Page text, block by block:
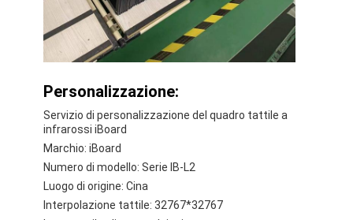
Personalizzazione:
Servizio di personalizzazione del quadro tattile a
infrarossi iBoard
Marchio: iBoard
Numero di modello: Serie IB-L2
Luogo di origine: Cina
Interpolazione tattile: 32767*32767